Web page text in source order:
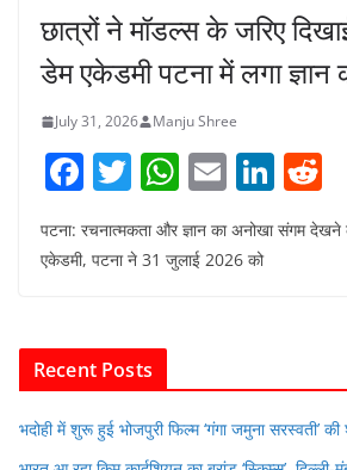
छात्रों ने मॉडल्स के जरिए
डेम एकेडमी पटना में लगा ज्ञान
July 31, 2026 Manju Shree
F
c
o
o
k
T
itt
W
at
p
E
m
ai
Li
n
k
e
d
पटना: रचनात्मकता और ज्ञान का अनोखा संगम देखने
एकेडमी, पटना ने 31 जुलाई 2026 को
Recent Posts
भदोही में शुरू हुई भोजपुरी फिल्म ‘गंगा जमुना सरस्वती’ की